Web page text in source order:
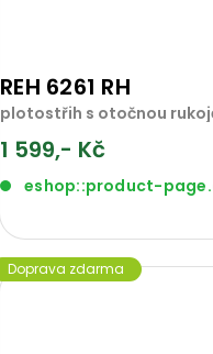
REH 6261 RH
plotostřih s otočnou
1 599,- Kč
eshop::product-
Doprava zdarma